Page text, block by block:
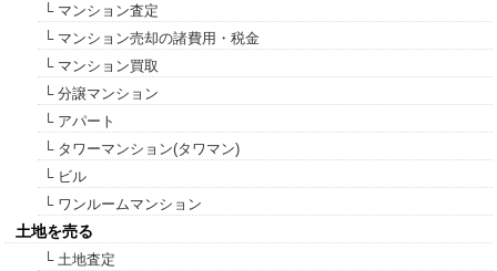
└ マンション査定
└ マンション売却の諸費用・税金
└ マンション買取
└ 分譲マンション
└ アパート
└ タワーマンション(タワマン)
└ ビル
└ ワンルームマンション
土地を売る
└ 土地査定